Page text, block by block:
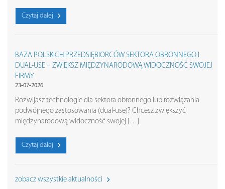
Czytaj dalej
BAZA POLSKICH PRZEDSIĘBIORCÓW SEKTORA OBRONNEGO I
DUAL-USE – ZWIĘKSZ MIĘDZYNARODOWĄ WIDOCZNOŚĆ SWOJEJ
FIRMY
23-07-2026
Rozwijasz technologie dla sektora obronnego lub rozwiązania
podwójnego zastosowania (dual-use)? Chcesz zwiększyć
międzynarodową widoczność swojej […]
Czytaj dalej
zobacz wszystkie aktualności